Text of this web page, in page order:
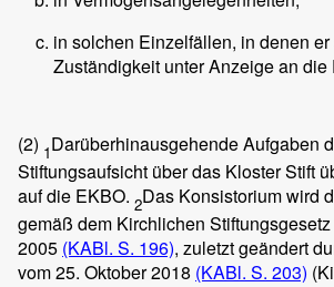
in solchen Einzelfällen, in denen
Zuständigkeit unter Anzeige an die
(2) 1Darüberhinausgehende Aufgaben
Stiftungsaufsicht über das Kloster Stift
auf die EKBO. 2Das Konsistorium wird
gemäß dem Kirchlichen
2005 (KABl. S. 196), zuletzt geändert
vom 25. Oktober 2018 (KABl. S. 203)